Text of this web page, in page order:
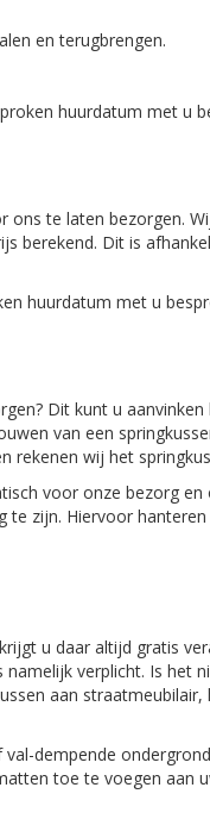
en terugbrengen.
huurdatum met u
te laten bezorgen.
berekend. Dit is
huurdatum met u
Dit kunt u
van een
rekenen wij het
voor onze bezorg en
zijn. Hiervoor
u daar altijd gratis
verplicht. Is
aan
dempende
toe te voegen aan